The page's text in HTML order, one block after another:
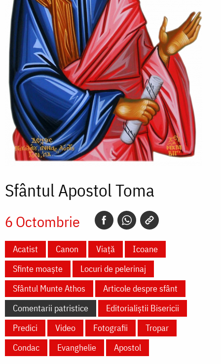
Sfântul Apostol Toma
6 Octombrie
Acatist Canon Viață
Icoane
Sfinte moaște
Locuri de pelerinaj
Sfântul Munte Athos
Articole despre sfânt
Comentarii patristice
Editorialiștii Bisericii
Predici
Video Fotografii
Tropar
Condac
Evanghelie Apostol